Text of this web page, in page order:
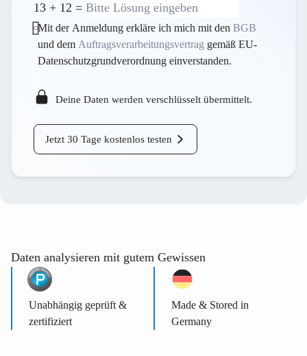
13 + 12 =
Mit der Anmeldung erkläre ich mich mit den BGB
und dem Auftragsverarbeitungsvertrag gemäß EU-
Datenschutzgrundverordnung einverstanden.
Deine Daten werden verschlüsselt übermittelt.
Jetzt 30 Tage kostenlos testen
Daten analysieren mit gutem Gewissen
Unabhängig geprüft &
zertifiziert
Made & Stored in
Germany